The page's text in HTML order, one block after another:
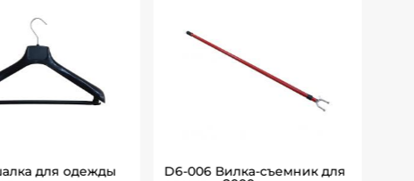
для одежды
D6-006 Вилка-съемник для